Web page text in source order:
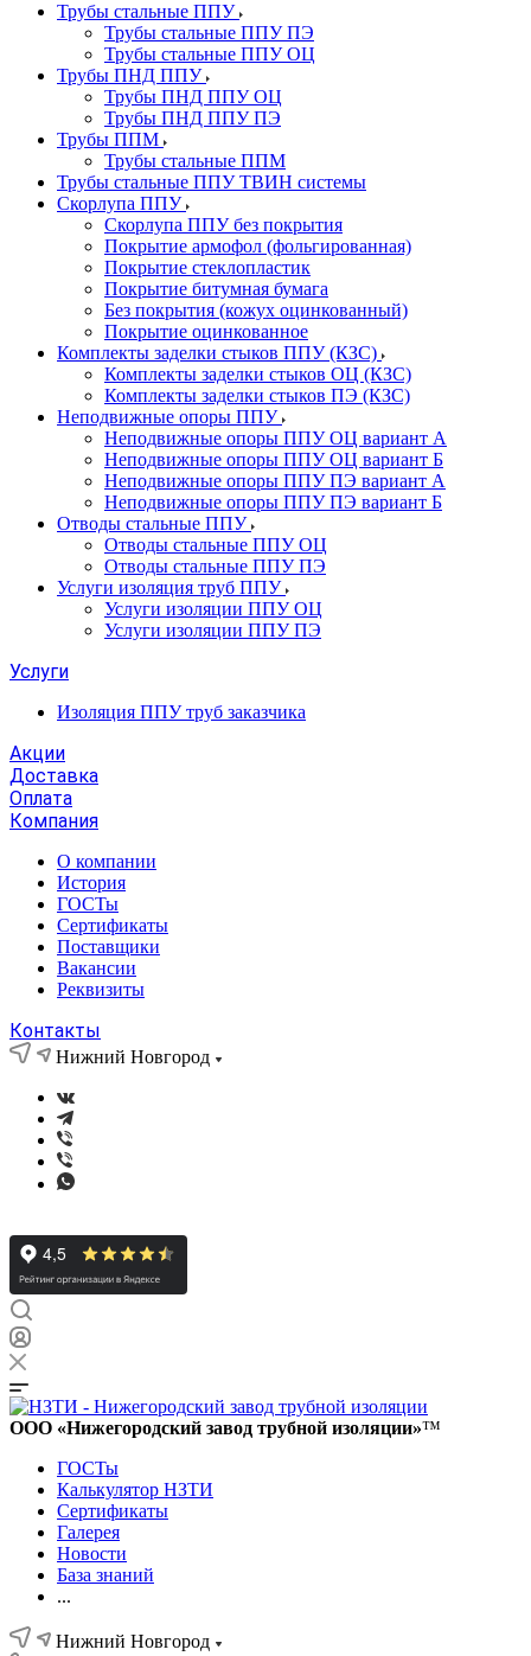
Трубы стальные ППУ
Трубы стальные ППУ ПЭ
Трубы стальные ППУ ОЦ
Трубы ПНД ППУ
Трубы ПНД ППУ ОЦ
Трубы ПНД ППУ ПЭ
Трубы ППМ
Трубы стальные ППМ
Трубы стальные ППУ ТВИН системы
Скорлупа ППУ
Скорлупа ППУ без покрытия
Покрытие армофол (фольгированная)
Покрытие стеклопластик
Покрытие битумная бумага
Без покрытия (кожух оцинкованный)
Покрытие оцинкованное
Комплекты заделки стыков ППУ (КЗС)
Комплекты заделки стыков ОЦ (КЗС)
Комплекты заделки стыков ПЭ (КЗС)
Неподвижные опоры ППУ
Неподвижные опоры ППУ ОЦ вариант А
Неподвижные опоры ППУ ОЦ вариант Б
Неподвижные опоры ППУ ПЭ вариант А
Неподвижные опоры ППУ ПЭ вариант Б
Отводы стальные ППУ
Отводы стальные ППУ ОЦ
Отводы стальные ППУ ПЭ
Услуги изоляция труб ППУ
Услуги изоляции ППУ ОЦ
Услуги изоляции ППУ ПЭ
Услуги
Изоляция ППУ труб заказчика
Акции
Доставка
Оплата
Компания
О компании
История
ГОСТы
Сертификаты
Поставщики
Вакансии
Реквизиты
Контакты
Нижний Новгород
ООО «Нижегородский завод трубной изоляции»™
ГОСТы
Калькулятор НЗТИ
Сертификаты
Галерея
Новости
База знаний
...
Нижний Новгород